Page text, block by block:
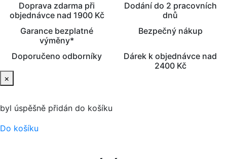
Doprava zdarma při
objednávce nad 1900 Kč
Dodání do 2 pracovních
dnů
Garance bezplatné
výměny*
Bezpečný nákup
Doporučeno odborníky
Dárek k objednávce nad
2400 Kč
×
byl úspěšně přidán do košíku
Do košíku